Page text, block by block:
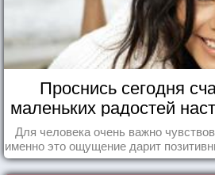
Проснись сегодня
маленьких радостей
Для человека очень важно
именно это ощущение дарит
каждый день в